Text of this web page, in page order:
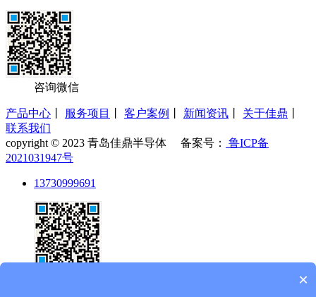
咨询微信
产品中心 服务项目 客户案例 新闻资讯 关于佳鼎
联系我们
copyright © 2023 青岛佳鼎半导体 备案号：
鲁ICP备
2021031947号
13730999691
×